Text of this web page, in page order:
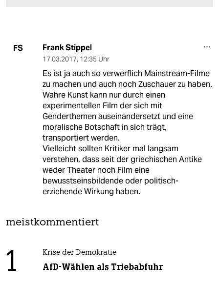
FS Frank Stippel
17.03.2017, 12:35 Uhr
Es ist ja auch so verwerflich Mainstream-Filme
zu machen und auch noch Zuschauer zu haben.
Wahre Kunst kann nur durch einen
experimentellen Film der sich mit
Genderthemen auseinandersetzt und eine
moralische Botschaft in sich trägt,
transportiert werden.
Vielleicht sollten Kritiker mal langsam
verstehen, dass seit der griechischen Antike
weder Theater noch Film eine
bewusstseinsbildende oder politisch-
erziehende Wirkung haben.
meistkommentiert
1 Krise der Demokratie
AfD-Wählen als Triebabfuhr